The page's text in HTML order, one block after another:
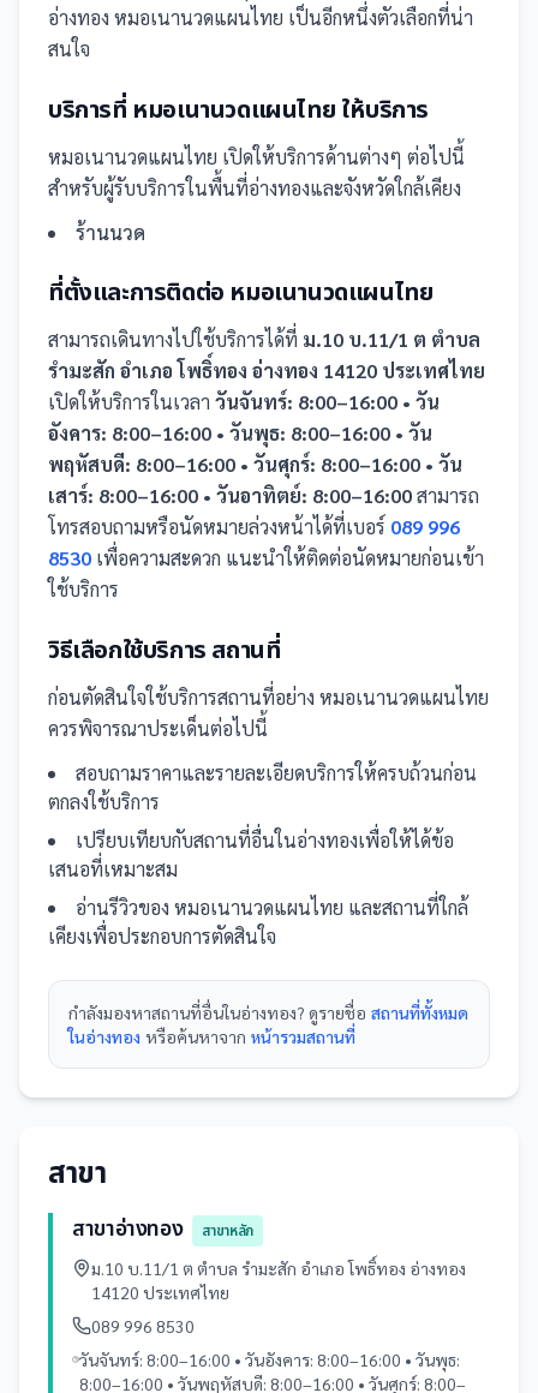
อ่างทอง หมอเนานวดแผนไทย เป็นอีกหนึ่งตัวเลือกที่น่า
สนใจ
บริการที่ หมอเนานวดแผนไทย ให้บริการ
หมอเนานวดแผนไทย เปิดให้บริการด้านต่างๆ ต่อไปนี้
สำหรับผู้รับบริการในพื้นที่อ่างทองและจังหวัดใกล้เคียง
ร้านนวด
ที่ตั้งและการติดต่อ หมอเนานวดแผนไทย
สามารถเดินทางไปใช้บริการได้ที่ ม.10 บ.11/1 ต ตำบล
รำมะสัก อำเภอ โพธิ์ทอง อ่างทอง 14120 ประเทศไทย
เปิดให้บริการในเวลา วันจันทร์: 8:00–16:00 • วัน
อังคาร: 8:00–16:00 • วันพุธ: 8:00–16:00 • วัน
พฤหัสบดี: 8:00–16:00 • วันศุกร์: 8:00–16:00 • วัน
เสาร์: 8:00–16:00 • วันอาทิตย์: 8:00–16:00สามารถ
โทรสอบถามหรือนัดหมายล่วงหน้าได้ที่เบอร์ 089 996
8530 เพื่อความสะดวก แนะนำให้ติดต่อนัดหมายก่อนเข้า
ใช้บริการ
วิธีเลือกใช้บริการ สถานที่
ก่อนตัดสินใจใช้บริการสถานที่อย่าง หมอเนานวดแผนไทย
ควรพิจารณาประเด็นต่อไปนี้
สอบถามราคาและรายละเอียดบริการให้ครบถ้วนก่อน
ตกลงใช้บริการ
เปรียบเทียบกับสถานที่อื่นในอ่างทองเพื่อให้ได้ข้อ
เสนอที่เหมาะสม
อ่านรีวิวของ หมอเนานวดแผนไทย และสถานที่ใกล้
เคียงเพื่อประกอบการตัดสินใจ
กำลังมองหาสถานที่อื่นในอ่างทอง? ดูรายชื่อ สถานที่ทั้งหมด
ในอ่างทอง หรือค้นหาจาก หน้ารวมสถานที่
สาขา
สาขาอ่างทอง
สาขาหลัก
ม.10 บ.11/1 ต ตำบล รำมะสัก อำเภอ โพธิ์ทอง อ่างทอง
14120 ประเทศไทย
089 996 8530
วันจันทร์: 8:00–16:00 • วันอังคาร: 8:00–16:00 • วันพุธ:
8:00–16:00 • วันพฤหัสบดี: 8:00–16:00 • วันศุกร์: 8:00–